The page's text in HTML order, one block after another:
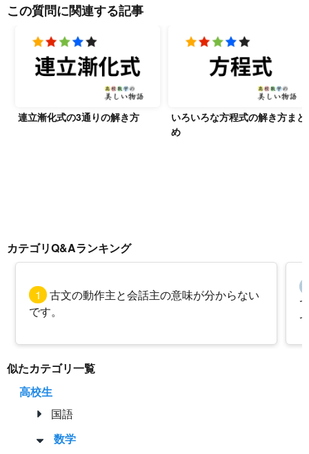
この質問に関連する記事
連立漸化式の3通りの解き方
いろいろな方程式の解き方まと
め
カテゴリQ&Aランキング
1
古文の動作主と会話主の意味が分からない
です。
似たカテゴリ一覧
高校生
国語
数学